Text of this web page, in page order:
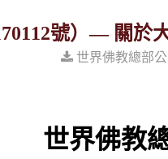
號）— 關於
世界佛教總部
世界佛教